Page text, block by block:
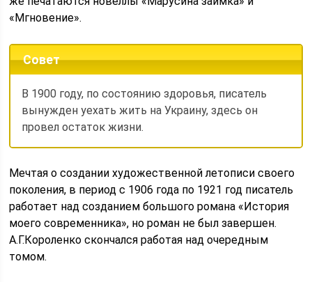
«Мгновение».
Совет
В 1900 году, по состоянию здоровья, писатель
вынужден уехать жить на Украину, здесь он
провел остаток жизни.
Мечтая о создании художественной летописи своего
поколения, в период с 1906 года по 1921 год писатель
работает над созданием большого романа «История
моего современника», но роман не был завершен.
А.Г.Короленко скончался работая над очередным
томом.